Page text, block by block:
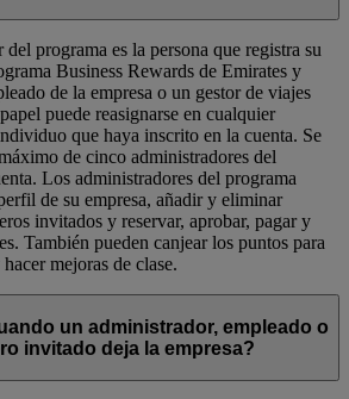
programa es la persona que registra su
Business Rewards de Emirates y
de la empresa o un gestor de viajes
puede reasignarse en cualquier
que haya inscrito en la cuenta. Se
de cinco administradores del
Los administradores del programa
de su empresa, añadir y eliminar
invitados y reservar, aprobar, pagar y
También pueden canjear los puntos para
mejoras de clase.
un administrador, empleado o
invitado deja la empresa?